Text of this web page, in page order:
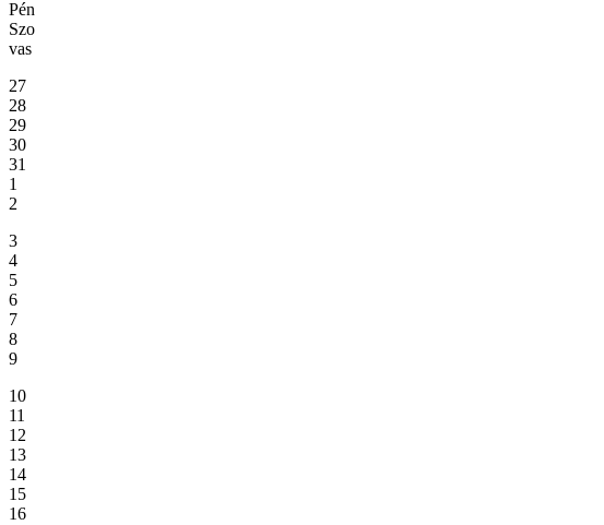
Pén
Szo
vas
27
28
29
30
31
1
2
3
4
5
6
7
8
9
10
11
12
13
14
15
16